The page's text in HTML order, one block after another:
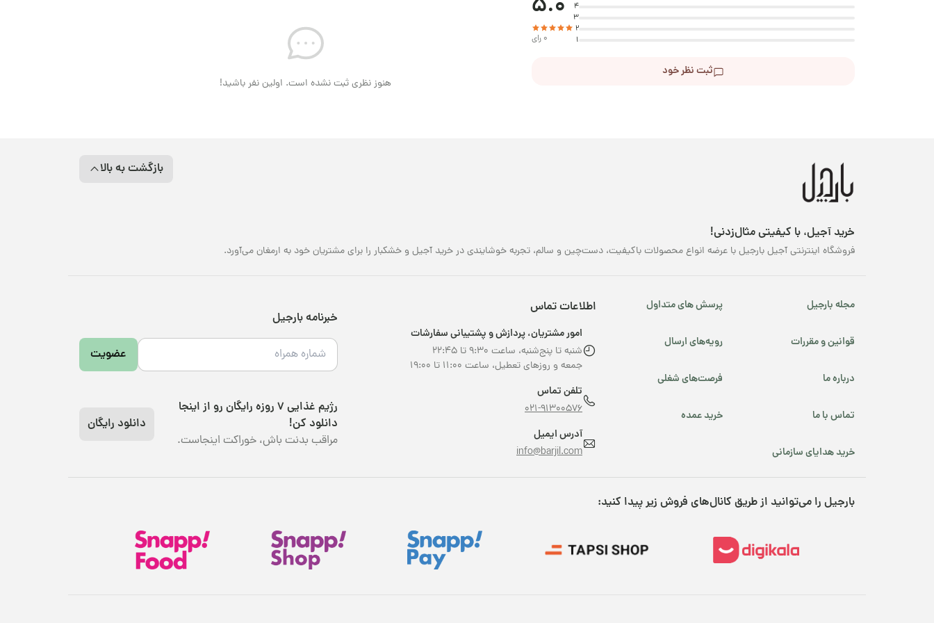
4
3
2
1
5.0
0 رای
ثبت نظر خود
هنوز نظری ثبت نشده است. اولین نفر باشید!
بازگشت به بالا
خرید آجیل، با کیفیتی مثال‌زدنی!
فروشگاه اینترنتی آجیل بارجیل با عرضه انواع محصولات باکیفیت، دست‌چین و سالم، تجربه خوشایندی در خرید آجیل و خشکبار را برای مشتریان خود به ارمغان می‌آورد.
مجله بارجیل پرسش های متداول
قوانین و مقررات رویه‌های ارسال
درباره ما فرصت‌های شغلی
تماس با ما خرید عمده
خرید هدایای سازمانی
اطلاعات تماس
امور مشتریان، پردازش و پشتیبانی سفارشات
شنبه تا پنج‌شنبه، ساعت ۹:۳۰ تا ۲۲:۴۵
جمعه و روزهای تعطیل، ساعت ۱۱:۰۰ تا ۱۹:۰۰
تلفن تماس
021-91300576
آدرس ایمیل
info@barjil.com
خبرنامه بارجیل
عضویت
رژیم غذایی 7 روزه رایگان رو از اینجا
دانلود کن!
مراقب بدنت باش، خوراکت اینجاست.
دانلود رایگان
بارجیل را می‌توانید از طریق کانال‌های فروش زیر پیدا کنید: